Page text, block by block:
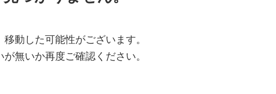
動した可能性がございます。
無いか再度ご確認ください。